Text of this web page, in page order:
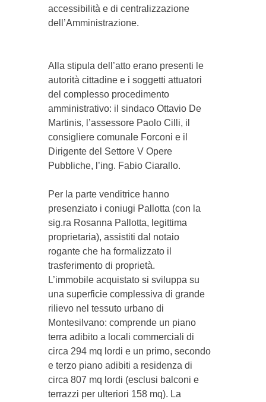
accessibilità e di centralizzazione
dell’Amministrazione.
Alla stipula dell’atto erano presenti le
autorità cittadine e i soggetti attuatori
del complesso procedimento
amministrativo: il sindaco Ottavio De
Martinis, l’assessore Paolo Cilli, il
consigliere comunale Forconi e il
Dirigente del Settore V Opere
Pubbliche, l’ing. Fabio Ciarallo.
Per la parte venditrice hanno
presenziato i coniugi Pallotta (con la
sig.ra Rosanna Pallotta, legittima
proprietaria), assistiti dal notaio
rogante che ha formalizzato il
trasferimento di proprietà.
​L’immobile acquistato si sviluppa su
una superficie complessiva di grande
rilievo nel tessuto urbano di
Montesilvano: comprende un piano
terra adibito a locali commerciali di
circa 294 mq lordi e un primo, secondo
e terzo piano adibiti a residenza di
circa 807 mq lordi (esclusi balconi e
terrazzi per ulteriori 158 mq). La